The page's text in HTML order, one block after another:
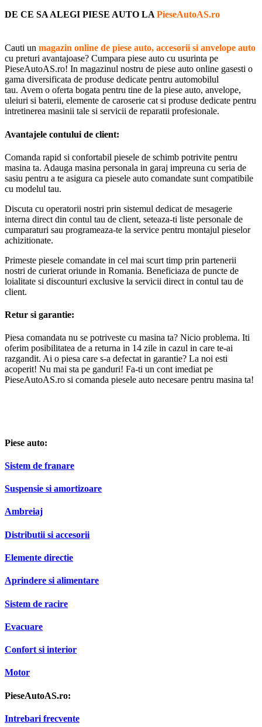
DE CE SA ALEGI PIESE AUTO LA PieseAutoAS.ro
Cauti un magazin online de piese auto, accesorii si anvelope auto
cu preturi avantajoase? Cumpara piese auto cu usurinta pe
PieseAutoAS.ro! In magazinul nostru de piese auto online gasesti o
gama diversificata de produse dedicate pentru automobilul
tau. Avem o oferta bogata pentru tine de la piese auto, anvelope,
uleiuri si baterii, elemente de caroserie cat si produse dedicate pentru
intretinerea masinii tale si servicii de reparatii profesionale.
Avantajele contului de client:
Comanda rapid si confortabil piesele de schimb potrivite pentru
masina ta. Adauga masina personala in garaj impreuna cu seria de
sasiu pentru a te asigura ca piesele auto comandate sunt compatibile
cu modelul tau.
Discuta cu operatorii nostri prin sistemul dedicat de mesagerie
interna direct din contul tau de client, seteaza-ti liste personale de
cumparaturi sau programeaza-te la service pentru montajul pieselor
achizitionate.
Primeste piesele comandate in cel mai scurt timp prin partenerii
nostri de curierat oriunde in Romania. Beneficiaza de puncte de
loialitate si discounturi exclusive la servicii direct in contul tau de
client.
Retur si garantie:
Piesa comandata nu se potriveste cu masina ta? Nicio problema. Iti
oferim posibilitatea de a returna in 14 zile in cazul in care te-ai
razgandit. Ai o piesa care s-a defectat in garantie? La noi esti
acoperit! Nu mai sta pe ganduri! Fa-ti un cont imediat pe
PieseAutoAS.ro si comanda piesele auto necesare pentru masina ta!
Piese auto:
Sistem de franare
Suspensie si amortizoare
Ambreiaj
Distributii si accesorii
Elemente directie
Aprindere si alimentare
Sistem de racire
Evacuare
Confort si interior
Motor
PieseAutoAS.ro:
Intrebari frecvente